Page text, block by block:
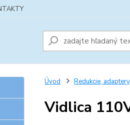
Úvod Redukcie,
Vidlica